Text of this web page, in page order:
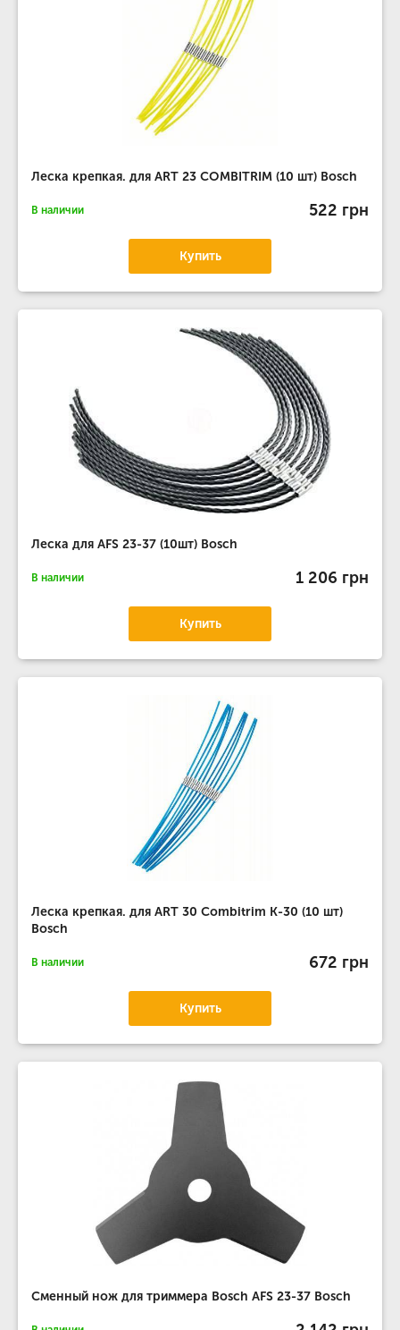
Леска крепкая. для ART 23 COMBITRIM (10 шт) Bosch
В наличии 522 грн
Купить
Леска для AFS 23-37 (10шт) Bosch
В наличии 1 206 грн
Купить
Леска крепкая. для ART 30 Combitrim К-30 (10 шт)
Bosch
В наличии 672 грн
Купить
Сменный нож для триммера Bosch AFS 23-37 Bosch